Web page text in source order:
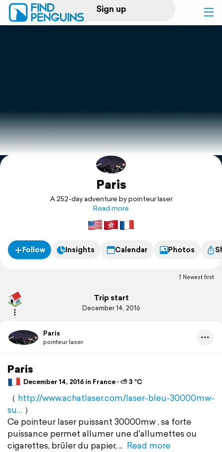
Sign up
Log in
Print a book
Flyover video
Explore
Paris
A 252-day adventure by pointeur laser
Read more
Follow Insights Calendar Photos
Newest first
Trip start
December 14, 2016
Paris
pointeur laser
Paris
December 14, 2016 in France ⋅ ⛅ 3 °C
（ http://www.achatlaser.com/laser-bleu-30000mw-
su… ）
Ce pointeur laser puissant 30000mw , sa forte
puissance permet allumer une d'allumettes ou
cigarettes, brûler du papier,
Read more